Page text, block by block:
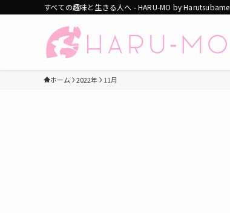
すべての趣味と生きる人へ - HARU-MO by Harutsubame
ホーム 2022年 11月